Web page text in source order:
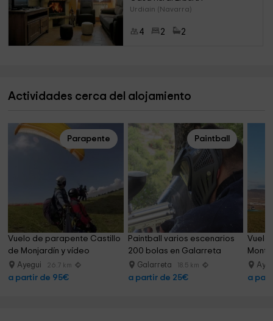
Urdiain (Navarra)
4 2 2
Actividades cerca del alojamiento
Parapente
Vuelo de parapente Castillo
de Monjardín y vídeo
Ayegui 26.7 km
a partir de 95€
Paintball
Paintball varios escenarios
200 bolas en Galarreta
Galarreta 18.5 km
a partir de 25€
Vuelo
a